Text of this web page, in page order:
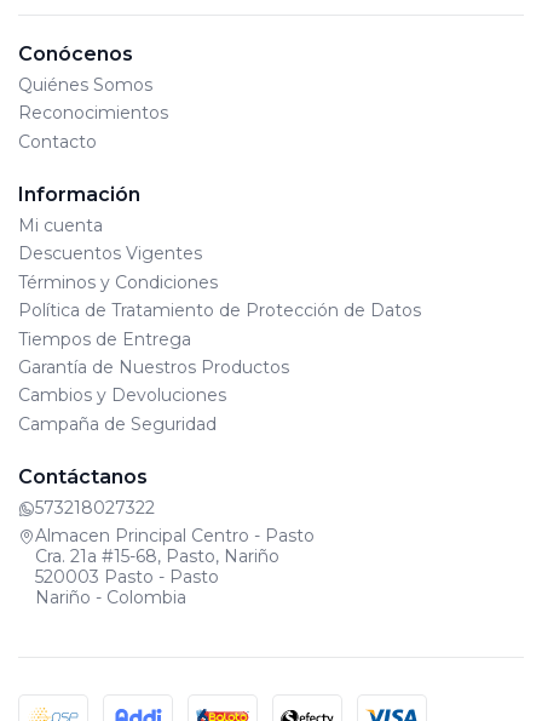
Conócenos
Quiénes Somos
Reconocimientos
Contacto
Información
Mi cuenta
Descuentos Vigentes
Términos y Condiciones
Política de Tratamiento de Protección de Datos
Tiempos de Entrega
Garantía de Nuestros Productos
Cambios y Devoluciones
Campaña de Seguridad
Contáctanos
573218027322
Almacen Principal Centro - Pasto
Cra. 21a #15-68, Pasto, Nariño
520003 Pasto - Pasto
Nariño - Colombia